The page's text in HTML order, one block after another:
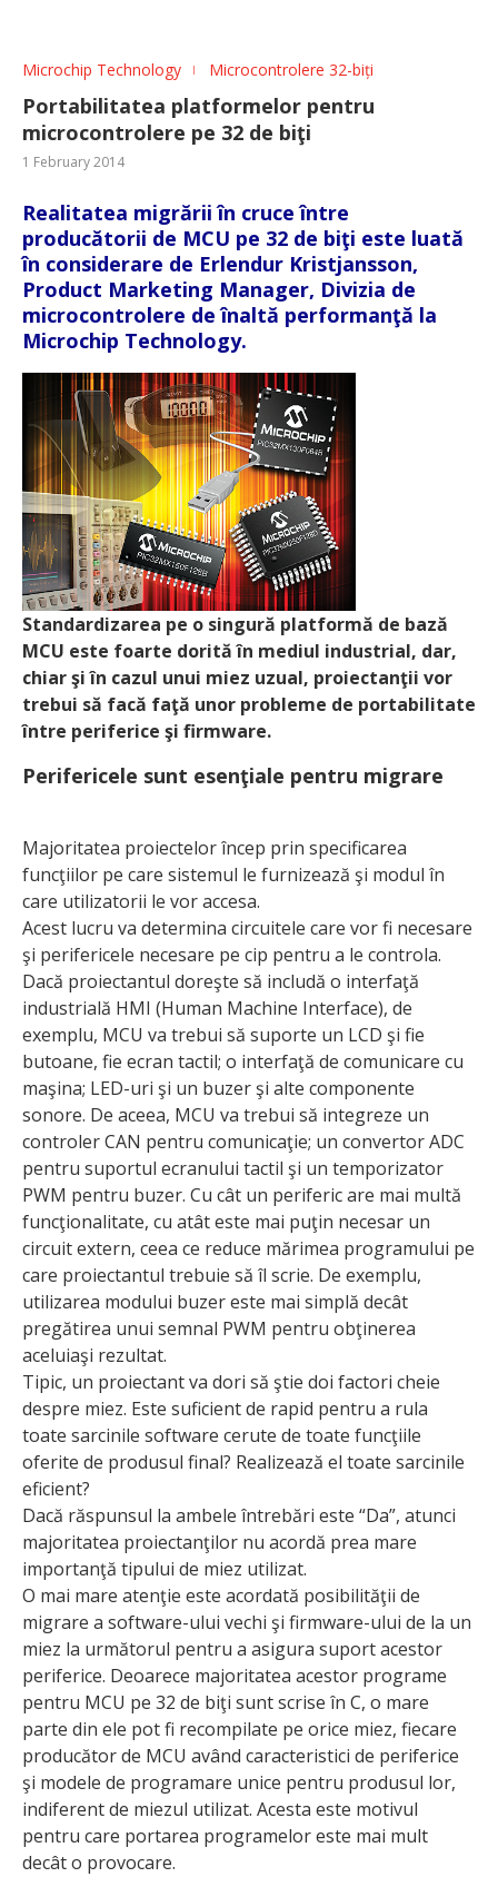
Microchip Technology Microcontrolere 32-biți
Portabilitatea platformelor pentru
microcontrolere pe 32 de biţi
1 February 2014
Realitatea migrării în cruce între
producătorii de MCU pe 32 de biţi este luată
în considerare de Erlendur Kristjansson,
Product Marketing Manager, Divizia de
microcontrolere de înaltă performanţă la
Microchip Technology.
Standardizarea pe o singură platformă de bază
MCU este foarte dorită în mediul industrial, dar,
chiar şi în cazul unui miez uzual, proiectanţii vor
trebui să facă faţă unor pro­bleme de portabilitate
între periferice şi firmware.
Perifericele sunt esenţiale pentru migrare
Majoritatea proiectelor încep prin specificarea
funcţiilor pe care sistemul le furnizează şi modul în
care utilizatorii le vor accesa.
Acest lucru va determina circuitele care vor fi necesare
şi perifericele necesare pe cip pentru a le controla.
Dacă proiectantul doreşte să includă o interfaţă
industrială HMI (Human Machine Interface), de
exemplu, MCU va trebui să suporte un LCD şi fie
butoane, fie ecran tactil; o interfaţă de comunicare cu
maşina; LED-uri şi un buzer şi alte componente
sonore. De aceea, MCU va trebui să integreze un
controler CAN pentru comunicaţie; un convertor ADC
pentru suportul ecra­nului tactil şi un temporizator
PWM pentru buzer. Cu cât un periferic are mai multă
funcţionalitate, cu atât este mai puţin necesar un
circuit extern, ceea ce reduce mărimea programului pe
care proiectantul trebuie să îl scrie. De exemplu,
utilizarea modului buzer este mai simplă decât
pregătirea unui semnal PWM pentru obţinerea
aceluiaşi rezultat.
Tipic, un proiectant va dori să ştie doi factori cheie
despre miez. Este suficient de rapid pentru a rula
toate sarcinile software cerute de toate funcţiile
oferite de produsul final? Realizează el toate sarcinile
eficient?
Dacă răspunsul la ambele întrebări este “Da”, atunci
majoritatea proiectanţilor nu acordă prea mare
importanţă tipului de miez utilizat.
O mai mare atenţie este acordată posibilităţii de
migrare a software-ului vechi şi firmware-ului de la un
miez la următorul pentru a asigura suport acestor
periferice. Deoarece majoritatea acestor programe
pentru MCU pe 32 de biţi sunt scrise în C, o mare
parte din ele pot fi recompilate pe orice miez, fiecare
producător de MCU având caracteristici de periferice
şi modele de programare unice pentru produsul lor,
indiferent de miezul utilizat. Acesta este motivul
pentru care portarea programelor este mai mult
decât o provocare.